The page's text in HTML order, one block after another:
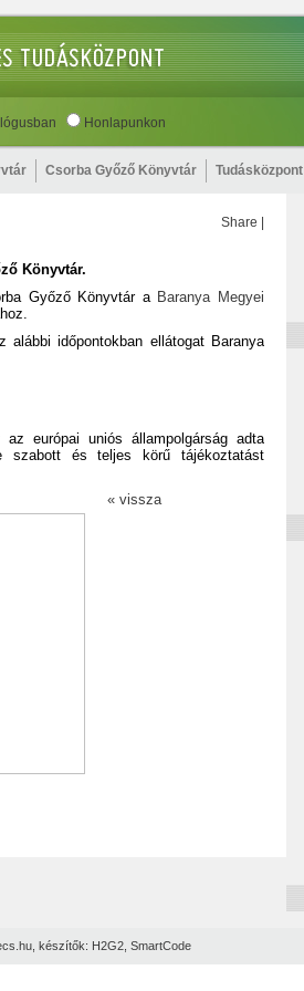
Honlapunkon
Csorba Győző Könyvtár Tudásközpont
Share
Könyvtár.
Győző Könyvtár a Baranya Megyei
időpontokban ellátogat Baranya
az európai uniós állampolgárság adta
szabott és teljes körű tájékoztatást
« vissza
, készítők: H2G2 SmartCode